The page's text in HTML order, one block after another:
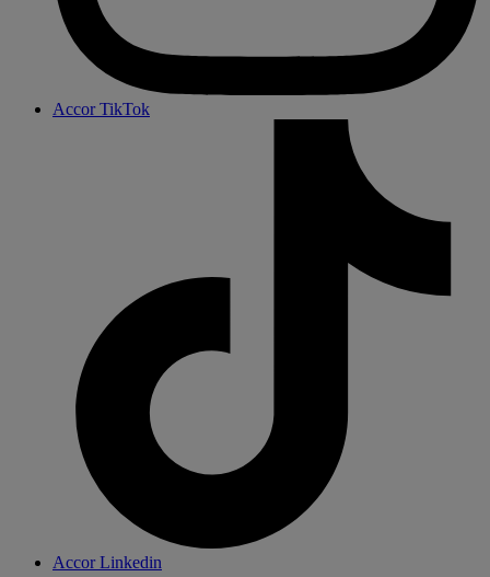
Accor TikTok
Accor Linkedin